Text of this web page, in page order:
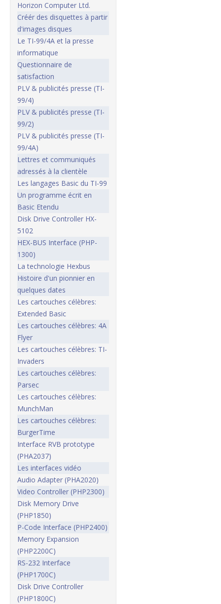
Horizon Computer Ltd.
Créér des disquettes à partir
d'images disques
Le TI-99/4A et la presse
informatique
Questionnaire de
satisfaction
PLV & publicités presse (TI-
99/4)
PLV & publicités presse (TI-
99/2)
PLV & publicités presse (TI-
99/4A)
Lettres et communiqués
adressés à la clientèle
Les langages Basic du TI-99
Un programme écrit en
Basic Etendu
Disk Drive Controller HX-
5102
HEX-BUS Interface (PHP-
1300)
La technologie Hexbus
Histoire d'un pionnier en
quelques dates
Les cartouches célèbres:
Extended Basic
Les cartouches célèbres: 4A
Flyer
Les cartouches célèbres: TI-
Invaders
Les cartouches célèbres:
Parsec
Les cartouches célèbres:
MunchMan
Les cartouches célèbres:
BurgerTime
Interface RVB prototype
(PHA2037)
Les interfaces vidéo
Audio Adapter (PHA2020)
Video Controller (PHP2300)
Disk Memory Drive
(PHP1850)
P-Code Interface (PHP2400)
Memory Expansion
(PHP2200C)
RS-232 Interface
(PHP1700C)
Disk Drive Controller
(PHP1800C)